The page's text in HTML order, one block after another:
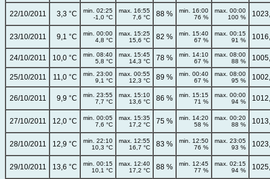
22/10/2011 3,3 °C
min. 02:25
-1,0 °C
max. 16:55
7,6 °C
88 %
min. 16:00
76 %
max. 00:00
100 %
23/10/2011 9,1 °C
min. 00:00
4,8 °C
max. 15:25
15,6 °C
82 %
min. 15:40
67 %
max. 00:15
91 %
24/10/2011 10,0 °C
min. 08:40
5,8 °C
max. 15:45
14,3 °C
78 %
min. 14:10
67 %
max. 08:00
88 %
25/10/2011 11,0 °C
min. 23:00
9,1 °C
max. 00:55
12,3 °C
89 %
min. 00:40
67 %
max. 08:00
95 %
26/10/2011 9,9 °C
min. 23:55
7,7 °C
max. 15:10
13,6 °C
86 %
min. 15:15
71 %
max. 00:00
94 %
27/10/2011 12,0 °C
min. 00:05
7,6 °C
max. 15:35
17,2 °C
75 %
min. 14:20
58 %
max. 00:20
88 %
28/10/2011 12,9 °C
min. 22:10
10,3 °C
max. 12:55
16,7 °C
83 %
min. 12:50
76 %
max. 23:05
93 %
29/10/2011 13,6 °C
min. 00:15
10,1 °C
max. 12:40
17,2 °C
88 %
min. 12:45
77 %
max. 02:15
94 %